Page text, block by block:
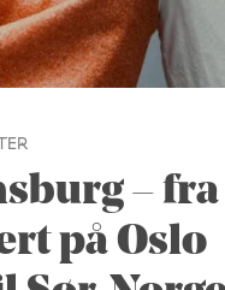
– fra
på Oslo